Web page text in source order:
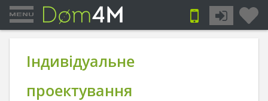
Індивідуальне
проектування